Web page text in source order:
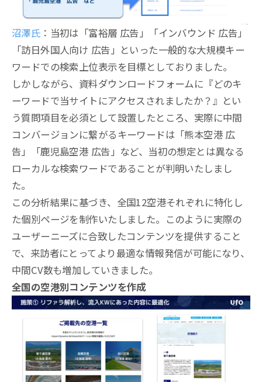
沼澤氏 ：当初は「富裕層 広告」「インバウンド 広告」
「訪日外国人向け 広告」といった一般的な大規模キー
ワードでの検索上位表示を目標としておりました。
しかしながら、資料ダウンロードフォームに『どのキ
ーワードで当サイトにアクセスされましたか？』とい
う質問項目を必須として設置したところ、実際に中間
コンバージョンに繋がるキーワードは「熊本空港 広
告」「鹿児島空港 広告」など、当初の想定とは異なる
ローカルな検索ワードであることが判明いたしまし
た。
この分析結果に基づき、全国12空港それぞれに特化し
た個別ページを制作いたしました。このように実際の
ユーザーニーズに合致したコンテンツを提供すること
で、来訪者にとってより最適な情報発信が可能になり、
中間CV数も増加していきました。
全国の空港別コンテンツを作成